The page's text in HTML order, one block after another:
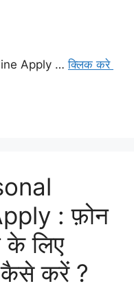
Apply …क्लिक करे
: फ़ोन
के लिए
करें ?